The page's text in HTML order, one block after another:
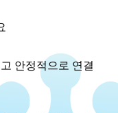
안정적으로 연결